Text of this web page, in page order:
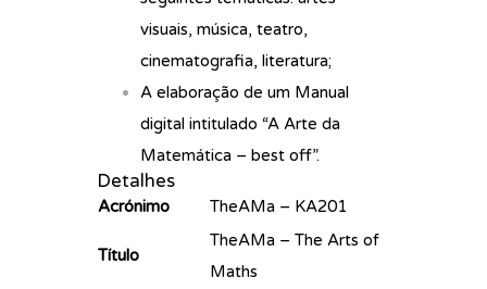
visuais, música, teatro,
cinematografia, literatura;
A elaboração de um Manual
digital intitulado “A Arte da
Matemática – best off”.
Detalhes
Acrónimo TheAMa – KA201
Título
TheAMa – The Arts of
Maths